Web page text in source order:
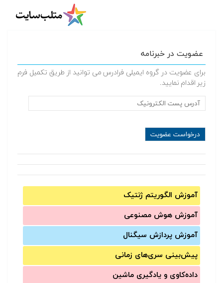
عضویت در خبرنامه
برای عضویت در گروه ایمیلی فرادرس می توانید از طریق تکمیل فرم
زیر اقدام نمایید.
آموزش الگوریتم ژنتیک
آموزش‌ هوش مصنوعی
آموزش‌ پردازش سیگنال
پیش‌‌بینی سری‌‌های زمانی
داده‌کاوی و یادگیری ماشین